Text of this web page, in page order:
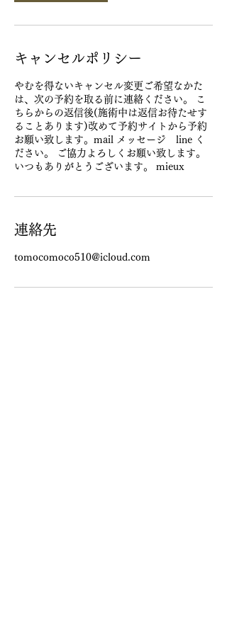
キャンセルポリシー
やむを得ないキャンセル変更ご希望なかた
は、次の予約を取る前に連絡ください。 こ
ちらからの返信後(施術中は返信お待たせす
ることあります)改めて予約サイトから予約
お願い致します。mail メッセージ line く
ださい。 ご協力よろしくお願い致します。
いつもありがとうございます。 mieux
連絡先
tomocomoco510@icloud.com